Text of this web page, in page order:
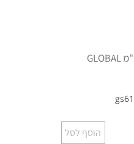
gs61
הוסף לסל